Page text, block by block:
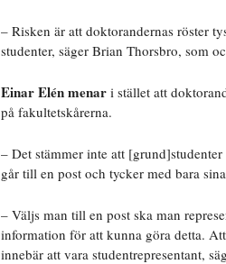
– Risken är att doktorandernas röster
studenter, säger Brian Thorsbro, som
Einar Elén menar i stället att
på fakultetskårerna.
– Det stämmer inte att
går till en post och tycker med bara
– Väljs man till en post ska man
information för att kunna göra detta.
innebär att vara studentrepresentant,